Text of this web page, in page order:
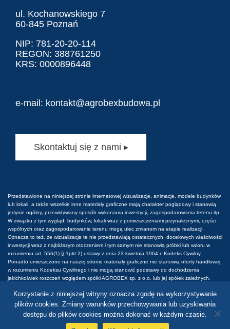
ul. Kochanowskiego 7
60-845 Poznań
NIP: 781-20-20-114
REGON: 388761250
KRS: 0000896448
e-mail: kontakt@agrobexbudowa.pl
Skontaktuj się z nami ▸
Przedstawione na niniejszej stronie internetowej wizualizacje, animacje, modele budynków
lub lokali, a także wszelkie inne materiały graficzne mają charakter poglądowy i stanowią
jedynie ogólny, przewidywany sposób wykonania inwestycji, zagospodarowania terenu itp.
W związku z tym wygląd: budynków, lokali wraz z pomieszczeniami przynależnymi, części
wspólnych oraz zagospodarowanie terenu mogą ulec zmianom na etapie realizacji.
Oznacza to też, że wizualizacje te nie przedstawiają ostatecznych, docelowych właściwości
inwestycji wraz z najbliższym otoczeniem i tym samym nie stanowią próbki lub wzoru w
rozumieniu art. 556(1) § 1pkt 2) ustawy z dnia 23 kwietnia 1964 r. Kodeks Cywilny.
Ponadto umieszczone na naszej stronie materiały graficzne nie stanowią oferty handlowej
w rozumieniu Kodeksu Cywilnego i nie mogą stanowić podstawy do dochodzenia
jakichkolwiek roszczeń względem spółki AGROBEX sp. z o.o. lub jej spółek zależnych.
rozpowszechniania wszelkich danych i materiałów dostępnych na niniejszej stronie
internetowej podlegają w szczególności przepisom ustawy z dnia 4 lutego 1994 r. o Prawie
autorskim i prawach pokrewnych. Wykorzystywanie danych lub materiałów z niniejszej
strony w jakichkolwiek celach wymaga każdorazowo pisemnej zgody spółki AGROBEX sp.
Korzystanie z niniejszej witryny oznacza zgodę na wykorzystywanie
plików cookies. Zmiany warunków przechowywania lub uzyskiwania
dostępu do plików cookies można dokonać w każdym czasie.